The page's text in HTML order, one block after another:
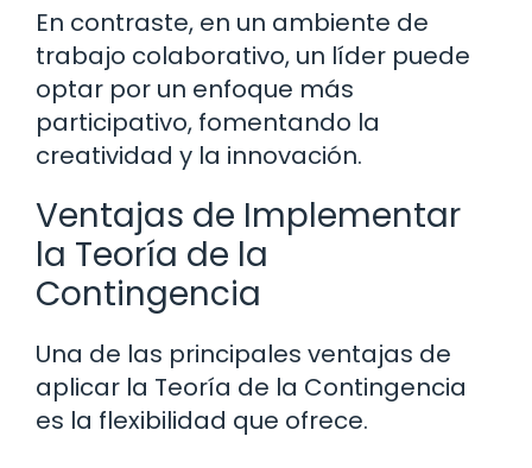
En contraste, en un ambiente de
trabajo colaborativo, un líder puede
optar por un enfoque más
participativo, fomentando la
creatividad y la innovación.
Ventajas de Implementar
la Teoría de la
Contingencia
Una de las principales ventajas de
aplicar la Teoría de la Contingencia
es la flexibilidad que ofrece.